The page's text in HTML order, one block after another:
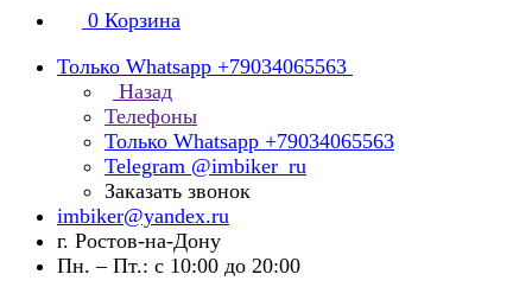
0 Корзина
Только Whatsapp +79034065563
Назад
Телефоны
Только Whatsapp +79034065563
Telegram @imbiker_ru
Заказать звонок
imbiker@yandex.ru
г. Ростов-на-Дону
Пн. – Пт.: с 10:00 до 20:00